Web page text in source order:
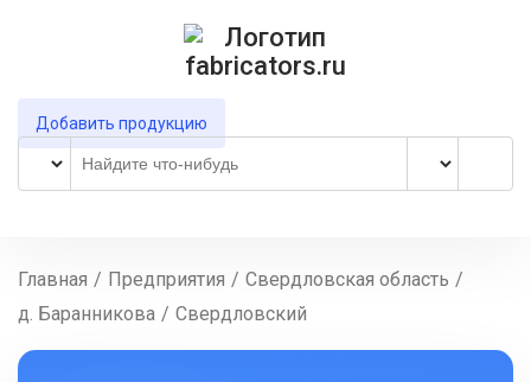
Добавить продукцию
Главная / Предприятия / Свердловская область /
д. Баранникова / Свердловский